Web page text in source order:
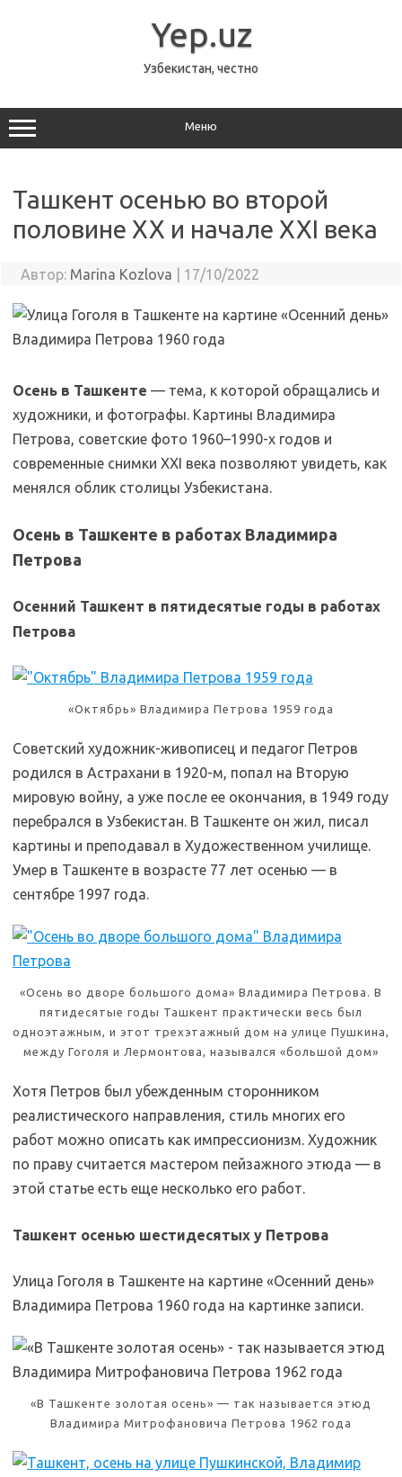
Yep.uz
Узбекистан, честно
Меню
Ташкент осенью во второй
половине XX и начале XXI века
Автор: Marina Kozlova 17/10/2022
Осень в Ташкенте — тема, к которой обращались и
художники, и фотографы. Картины Владимира
Петрова, советские фото 1960–1990-х годов и
современные снимки XXI века позволяют увидеть, как
менялся облик столицы Узбекистана.
Осень в Ташкенте в работах Владимира
Петрова
Осенний Ташкент в пятидесятые годы в работах
Петрова
«Октябрь» Владимира Петрова 1959 года
Советский художник-живописец и педагог Петров
родился в Астрахани в 1920-м, попал на Вторую
мировую войну, а уже после ее окончания, в 1949 году
перебрался в Узбекистан. В Ташкенте он жил, писал
картины и преподавал в Художественном училище.
Умер в Ташкенте в возрасте 77 лет осенью — в
сентябре 1997 года.
«Осень во дворе большого дома» Владимира Петрова. В
пятидесятые годы Ташкент практически весь был
одноэтажным, и этот трехэтажный дом на улице Пушкина,
между Гоголя и Лермонтова, назывался «большой дом»
Хотя Петров был убежденным сторонником
реалистического направления, стиль многих его
работ можно описать как импрессионизм. Художник
по праву считается мастером пейзажного этюда — в
этой статье есть еще несколько его работ.
Ташкент осенью шестидесятых у Петрова
Улица Гоголя в Ташкенте на картине «Осенний день»
Владимира Петрова 1960 года на картинке записи.
«В Ташкенте золотая осень» — так называется этюд
Владимира Митрофановича Петрова 1962 года